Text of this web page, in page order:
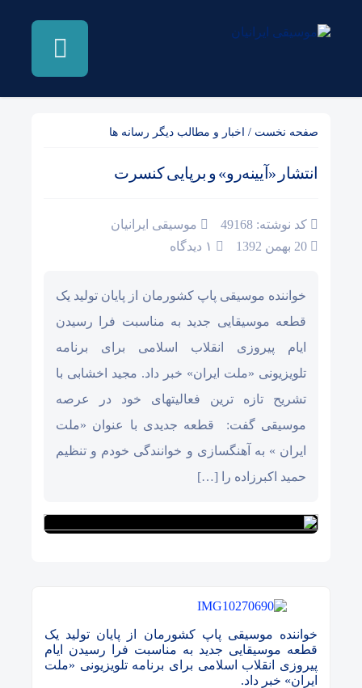
صفحه نخست / اخبار و مطالب دیگر رسانه ها
انتشار «آیینه‌رو» و برپایی کنسرت
کد نوشته: 49168
موسیقی ایرانیان
۱ دیدگاه
خواننده موسیقی پاپ کشورمان از پایان تولید یک
قطعه موسیقایی جدید به مناسبت فرا رسیدن
ایام پیروزی انقلاب اسلامی برای برنامه
تلویزیونی «ملت ایران» خبر داد. مجید اخشابی با
تشریح تازه ترین فعالیتهای خود در عرصه
موسیقی گفت: قطعه جدیدی با عنوان «ملت
ایران » به آهنگسازی و خوانندگی خودم و تنظیم
حمید اکبرزاده را […]
خواننده موسیقی پاپ کشورمان از پایان تولید یک
قطعه موسیقایی جدید به مناسبت فرا رسیدن ایام
پیروزی انقلاب اسلامی برای برنامه تلویزیونی «ملت
ایران» خبر داد.